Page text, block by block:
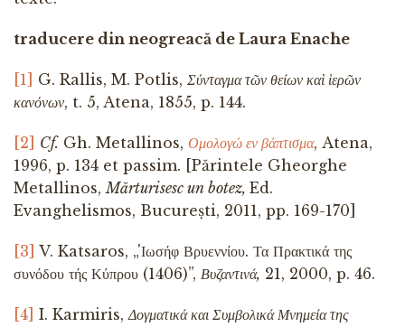
traducere din neogreacă de Laura Enache
[1] G. Rallis, M. Potlis, Σύνταγμα τῶν θείων καὶ ἱερῶν
κανόνων, t. 5, Atena, 1855, p. 144.
[2] Cf. Gh. Metallinos, Ομολογώ εν βάπτισμα, Atena,
1996, p. 134 et passim. [Părintele Gheorghe
Metallinos,Mărturisesc un botez, Ed.
Evanghelismos, București, 2011, pp. 169-170]
[3] V. Katsaros, „'Ιωσήφ Βρυεννίου. Τα Πρακτικά της
συνόδου τής Κύπρου (1406)”, Βυζαντινά, 21, 2000, p. 46.
[4] I. Karmiris,Δογματικά και Συμβολικά Μνημεία της